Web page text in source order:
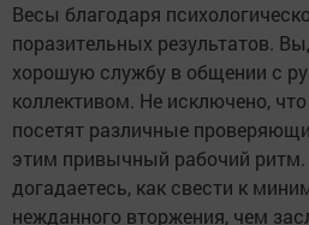
Весы благодаря
поразительных результатов.
хорошую службу в общении с
коллективом. Не исключено,
посетят различные
этим привычный рабочий
догадаетесь, как свести к
нежданного вторжения, чем